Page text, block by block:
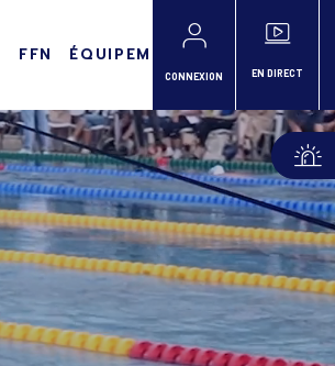
FFN ÉQUIPEMENTS
CONNEXION EN DIRECT